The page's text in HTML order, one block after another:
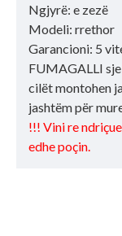
Ngjyrë: e zezë
Modeli: rrethor
Garancioni: 5
FUMAGALLI
cilët montohen
jashtëm për
!!! Vini re
edhe poçin.